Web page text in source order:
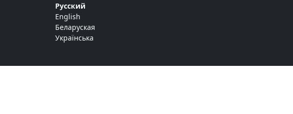
Русский
English
Беларуская
Українська